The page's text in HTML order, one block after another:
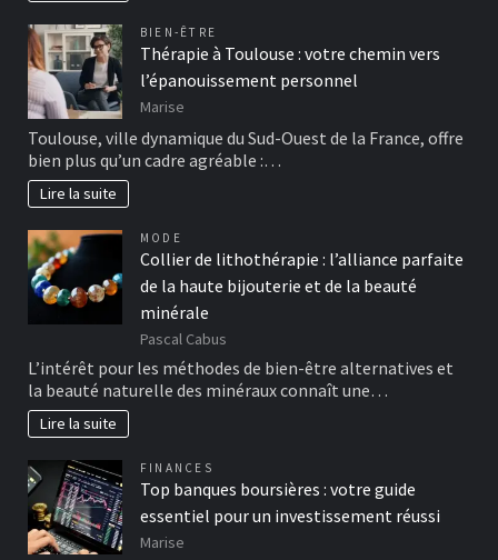
BIEN-ÊTRE
Thérapie à Toulouse : votre chemin vers
l’épanouissement personnel
Marise
Toulouse, ville dynamique du Sud-Ouest de la France, offre
bien plus qu’un cadre agréable :…
Lire la suite
MODE
Collier de lithothérapie : l’alliance parfaite
de la haute bijouterie et de la beauté
minérale
Pascal Cabus
L’intérêt pour les méthodes de bien-être alternatives et
la beauté naturelle des minéraux connaît une…
Lire la suite
FINANCES
Top banques boursières : votre guide
essentiel pour un investissement réussi
Marise